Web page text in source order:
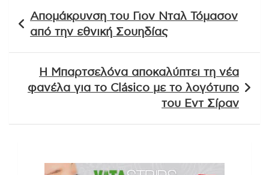
άρθρων
Απομάκρυνση του Γιον Νταλ Τόμασον
από την εθνική Σουηδίας
Η Μπαρτσελόνα αποκαλύπτει τη νέα
φανέλα για το Clásico με το λογότυπο
του Εντ Σίραν